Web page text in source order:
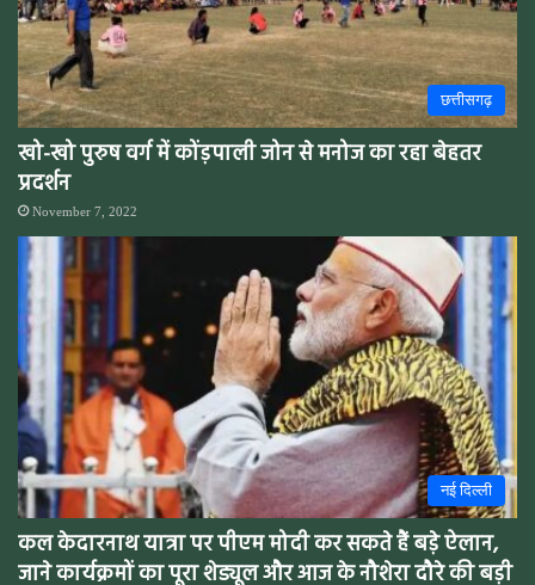
छत्तीसगढ़
खो-खो पुरुष वर्ग में कोंड़पाली जोन से मनोज का रहा बेहतर
प्रदर्शन
November 7, 2022
नई दिल्ली
कल केदारनाथ यात्रा पर पीएम मोदी कर सकते हैं बड़े ऐलान,
जाने कार्यक्रमों का पूरा शेड्यूल और आज के नौशेरा दौरे की बड़ी